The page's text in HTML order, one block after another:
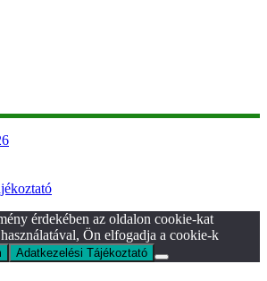
érdekében az oldalon cookie-kat
Ön elfogadja a cookie-k
Adatkezelési Tájékoztató